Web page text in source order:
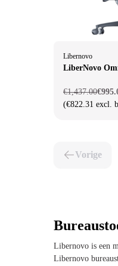
Libernovo
LiberNovo
€1,437.00
(€822.31 excl.
Vorige
Libernovo is een
Libernovo